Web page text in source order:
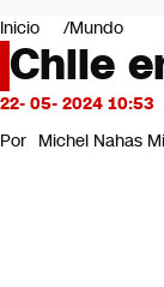
Mundo
Negocios
Deportes
Programas
Servicios
Inicio Mundo
Chile
22- 05- 2024 10:53
Por Michel Nahas